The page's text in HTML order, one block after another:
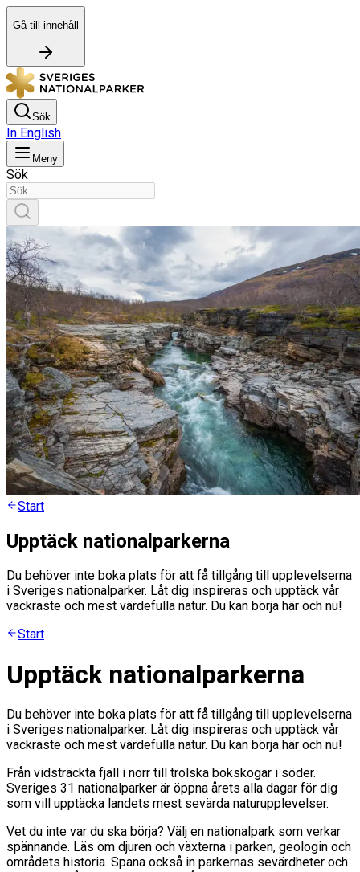
Gå till innehåll
Sök
In English
Meny
Sök
Start
Upptäck nationalparkerna
Du behöver inte boka plats för att få tillgång till upplevelserna
i Sveriges nationalparker. Låt dig inspireras och upptäck vår
vackraste och mest värdefulla natur. Du kan börja här och nu!
Start
Upptäck nationalparkerna
Du behöver inte boka plats för att få tillgång till upplevelserna
i Sveriges nationalparker. Låt dig inspireras och upptäck vår
vackraste och mest värdefulla natur. Du kan börja här och nu!
Från vidsträckta fjäll i norr till trolska bokskogar i söder.
Sveriges 31 nationalparker är öppna årets alla dagar för dig
som vill upptäcka landets mest sevärda naturupplevelser.
Vet du inte var du ska börja? Välj en nationalpark som verkar
spännande. Läs om djuren och växterna i parken, geologin och
områdets historia. Spana också in parkernas sevärdheter och